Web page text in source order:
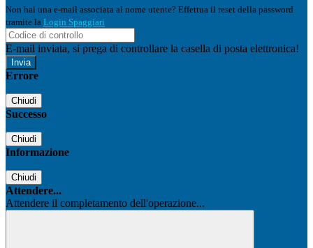
Non hai una e-mail associata al nome utente? Effettua il reset della password
tramite la Login Spaggiari
E-mail inviata, si prega di controllare la casella di posta elettronica!
Errore
Chiudi
Successo
Chiudi
Informazione
Chiudi
Attendere...
Attendere il completamento dell'operazione...